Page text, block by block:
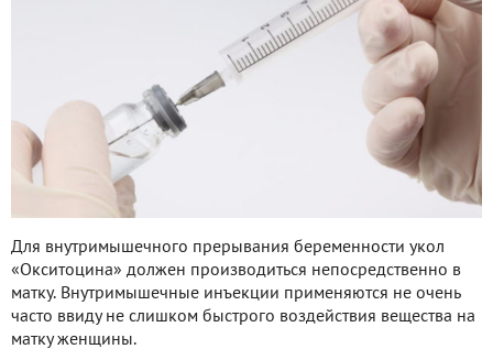
Для внутримышечного прерывания беременности укол
«Окситоцина» должен производиться непосредственно в
матку. Внутримышечные инъекции применяются не очень
часто ввиду не слишком быстрого воздействия вещества на
матку женщины.